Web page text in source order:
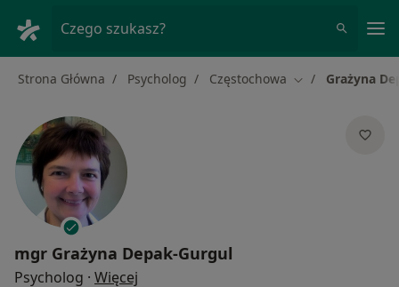
Czego szukasz?
Strona Główna Psycholog Częstochowa Zmień miasto
Grażyna
mgr Grażyna Depak-Gurgul
Psycholog · Więcej